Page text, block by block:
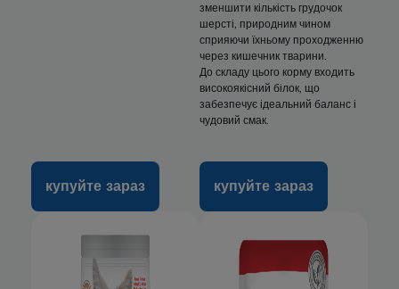
купуйте зараз
зменшити кількість грудочок
шерсті, природним чином
сприяючи їхньому проходженню
через кишечник тварини.
До складу цього корму входить
високоякісний білок, що
забезпечує ідеальний баланс і
чудовий смак.
купуйте зараз